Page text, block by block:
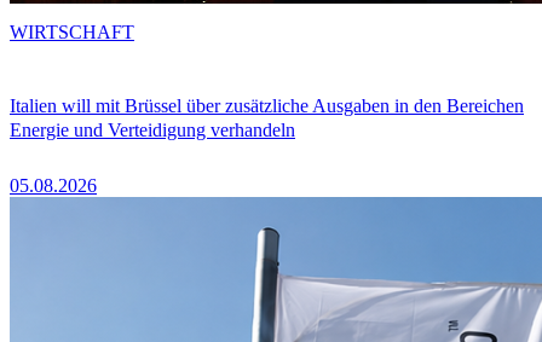
Italien will mit Brüssel über zusätzliche Ausgaben in den Bereichen
Energie und Verteidigung verhandeln
05.08.2026
WIRTSCHAFT